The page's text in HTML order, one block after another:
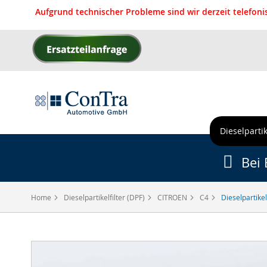
Aufgrund technischer Probleme sind wir derzeit
Direkt
zum
Home Dieselpartikelfilter (DPF) CITROEN C4
Bei